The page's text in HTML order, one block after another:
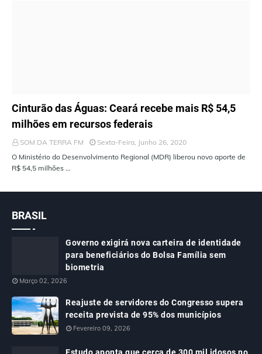
ÚLTIMAS NOTÍCIAS
Cinturão das Águas: Ceará recebe mais R$ 54,5
milhões em recursos federais
SOM DA TERRA FM
Sexta-Feira, Junho 26, 2020
O Ministério do Desenvolvimento Regional (MDR) liberou novo aporte de
R$ 54,5 milhões …
BRASIL
Governo exigirá nova carteira de identidade
para beneficiários do Bolsa Família sem
biometria
Março 02, 2026
Reajuste de servidores do Congresso supera
receita prevista de 95% dos municípios
Fevereiro 09, 2026